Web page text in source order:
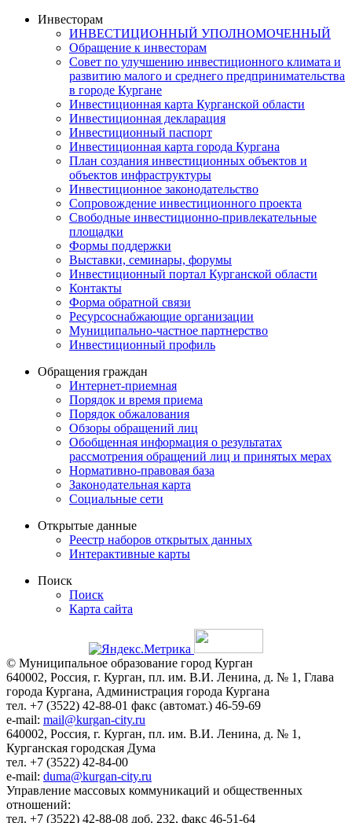
Инвесторам
ИНВЕСТИЦИОННЫЙ УПОЛНОМОЧЕННЫЙ
Обращение к инвесторам
Совет по улучшению инвестиционного климата и
развитию малого и среднего предпринимательства
в городе Кургане
Инвестиционная карта Курганской области
Инвестиционная декларация
Инвестиционный паспорт
Инвестиционная карта города Кургана
План создания инвестиционных объектов и
объектов инфраструктуры
Инвестиционное законодательство
Сопровождение инвестиционного проекта
Свободные инвестиционно-привлекательные
площадки
Формы поддержки
Выставки, семинары, форумы
Инвестиционный портал Курганской области
Контакты
Форма обратной связи
Ресурсоснабжающие организации
Муниципально-частное партнерство
Инвестиционный профиль
Обращения граждан
Интернет-приемная
Порядок и время приема
Порядок обжалования
Обзоры обращений лиц
Обобщенная информация о результатах
рассмотрения обращений лиц и принятых мерах
Нормативно-правовая база
Законодательная карта
Социальные сети
Открытые данные
Реестр наборов открытых данных
Интерактивные карты
Поиск
Поиск
Карта сайта
© Муниципальное образование город Курган
640002, Россия, г. Курган, пл. им. В.И. Ленина, д. № 1, Глава
города Кургана, Администрация города Кургана
тел. +7 (3522) 42-88-01 факс (автомат.) 46-59-69
e-mail: mail@kurgan-city.ru
640002, Россия, г. Курган, пл. им. В.И. Ленина, д. № 1,
Курганская городская Дума
тел. +7 (3522) 42-84-00
e-mail: duma@kurgan-city.ru
Управление массовых коммуникаций и общественных
отношений:
тел. +7 (3522) 42-88-08 доб. 232, факс 46-51-64